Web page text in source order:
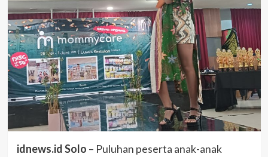
idnews.id Solo – Puluhan peserta anak-anak